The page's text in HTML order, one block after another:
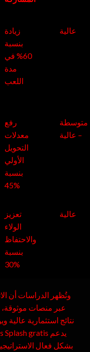
زيادة
بنسبة
60% في
مدة
اللعب
عالية
رفع
معدلات
التحويل
الأولي
بنسبة
45%
متوسطة
– عالية
تعزيز
الولاء
والاحتفاظ
بنسبة
30%
عالية
وتُظهر الدراسات أن
عبر منصات
نتائج استثمارية
بشكل فعال